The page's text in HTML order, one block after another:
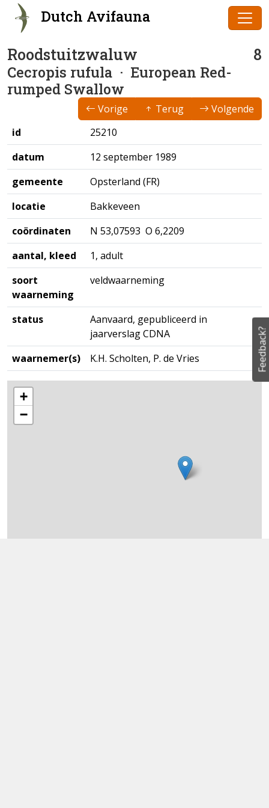
Dutch Avifauna
Roodstuitzwaluw 8
Cecropis rufula · European Red-
rumped Swallow
Vorige Terug
Volgende
id
25210
datum
12 september 1989
gemeente
Opsterland (FR)
locatie
Bakkeveen
coördinaten
N 53,07593 O 6,2209
aantal, kleed
1, adult
soort
waarneming
veldwaarneming
status
Aanvaard, gepubliceerd in
jaarverslag CDNA
waarnemer(s)
K.H. Scholten, P. de Vries
+
−
Feedback?